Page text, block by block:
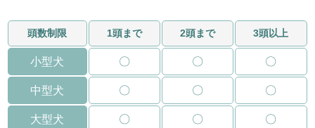
頭数制限 1頭まで 2頭まで 3頭以上
小型犬 〇 〇 〇
中型犬 〇 〇 〇
大型犬 〇 〇 〇